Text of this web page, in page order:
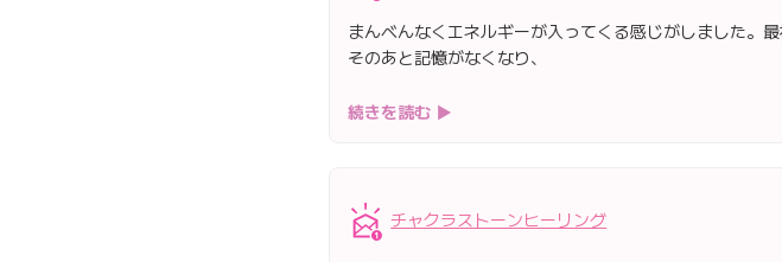
まんべんなくエネルギーが入ってくる感じがしました。
そのあと記憶がなくなり、
続きを読む ▶
チャクラストーンヒーリング